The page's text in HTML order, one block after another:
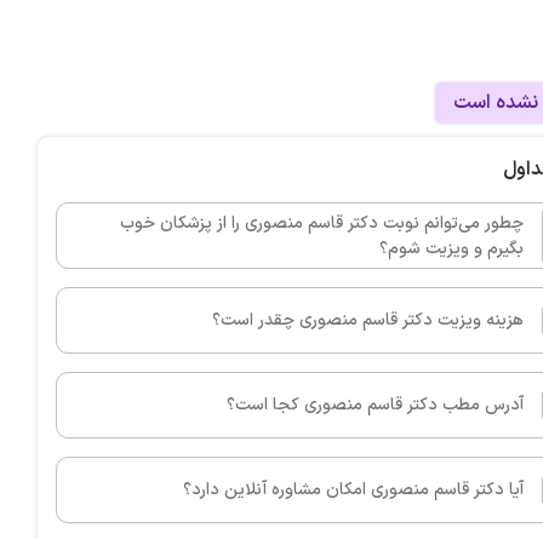
نشده است
چطور می‌توانم نوبت دکتر قاسم منصوری را از پزشکان خوب
بگیرم و ویزیت شوم؟
هزینه ویزیت دکتر قاسم منصوری چقدر است؟
آدرس مطب دکتر قاسم منصوری کجا است؟
آیا دکتر قاسم منصوری امکان مشاوره آنلاین دارد؟